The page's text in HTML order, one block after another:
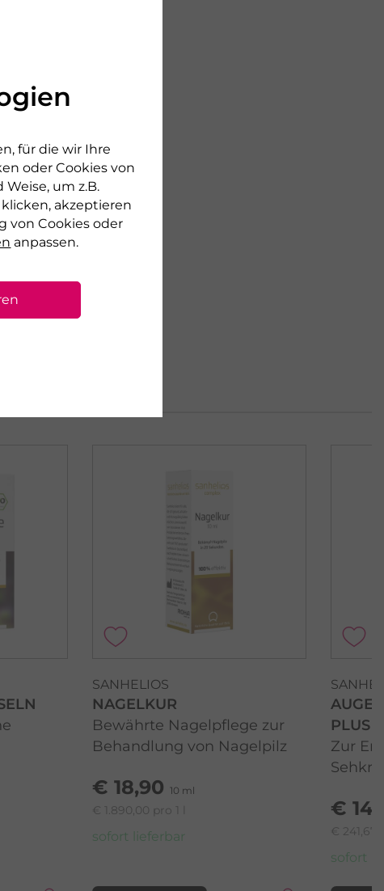
für die wir Ihre
oder Cookies von
um z.B.
akzeptieren
von Cookies oder
anpassen.
SANHELIOS
NAGELKUR
Bewährte Nagelpflege zur
Behandlung von Nagelpilz
€ 18,90 10 ml
€ 1.890,00 pro 1 l
sofort lieferbar
PLUS
Zur
€
€ 241,67
sofort